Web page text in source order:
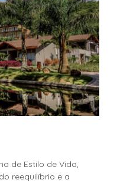
de Estilo de Vida,
reequilíbrio e a